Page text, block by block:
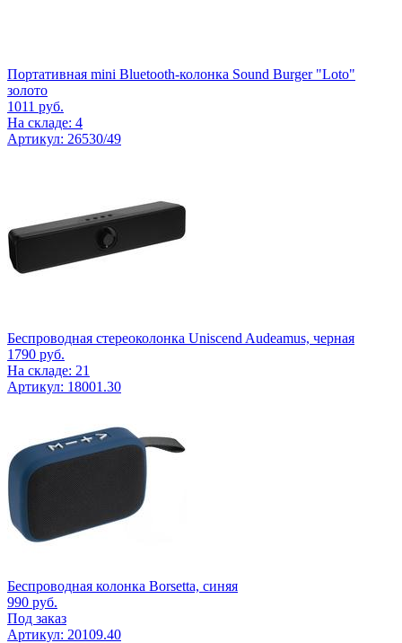
Портативная mini Bluetooth-колонка Sound Burger "Loto"
золото
1011 руб.
На складе: 4
Артикул: 26530/49
Беспроводная стереоколонка Uniscend Audeamus, черная
1790 руб.
На складе: 21
Артикул: 18001.30
Беспроводная колонка Borsetta, синяя
990 руб.
Под заказ
Артикул: 20109.40